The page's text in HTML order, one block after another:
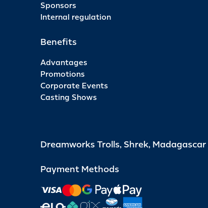
Sponsors
Internal regulation
Benefits
Advantages
Promotions
Corporate Events
Casting Shows
Dreamworks Trolls, Shrek,
Payment Methods